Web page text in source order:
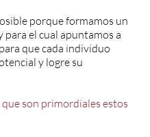
porque formamos un
para el cual apuntamos a
que cada individuo
y logre su
son primordiales estos